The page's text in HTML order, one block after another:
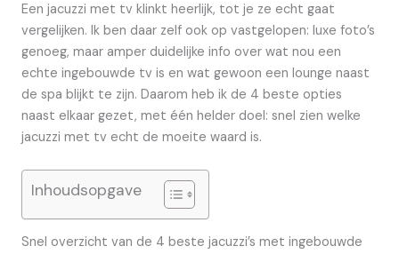
Een jacuzzi met tv klinkt heerlijk, tot je ze echt gaat
vergelijken. Ik ben daar zelf ook op vastgelopen: luxe foto’s
genoeg, maar amper duidelijke info over wat nou een
echte ingebouwde tv is en wat gewoon een lounge naast
de spa blijkt te zijn. Daarom heb ik de 4 beste opties
naast elkaar gezet, met één helder doel: snel zien welke
jacuzzi met tv echt de moeite waard is.
Inhoudsopgave
Snel overzicht van de 4 beste jacuzzi’s met ingebouwde